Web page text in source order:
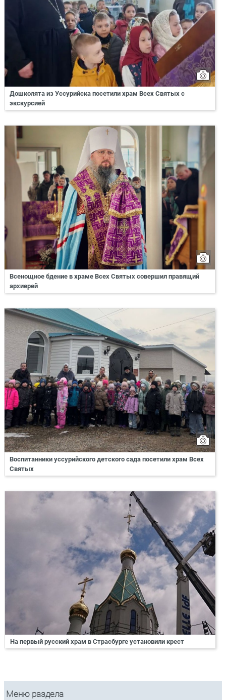
Дошколята из Уссурийска посетили храм Всех Святых с
экскурсией
Всенощное бдение в храме Всех Святых совершил правящий
архиерей
Воспитанники уссурийского детского сада посетили храм Всех
Святых
На первый русский храм в Страсбурге установили крест
Меню раздела